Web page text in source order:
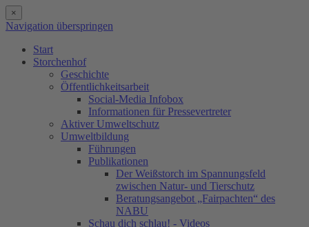
×
Navigation überspringen
Start
Storchenhof
Geschichte
Öffentlichkeitsarbeit
Social-Media Infobox
Informationen für Pressevertreter
Aktiver Umweltschutz
Umweltbildung
Führungen
Publikationen
Der Weißstorch im Spannungsfeld
zwischen Natur- und Tierschutz
Beratungsangebot „Fairpachten“ des
NABU
Schau dich schlau! - Videos